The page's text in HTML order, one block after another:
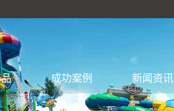
成功案例 新闻资讯